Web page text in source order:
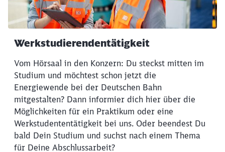
Werkstudierendentätigkeit
Vom Hörsaal in den Konzern: Du steckst mitten im
Studium und möchtest schon jetzt die
Energiewende bei der Deutschen Bahn
mitgestalten? Dann informier dich hier über die
Möglichkeiten für ein Praktikum oder eine
Werkstudententätigkeit bei uns. Oder beendest Du
bald Dein Studium und suchst nach einem Thema
für Deine Abschlussarbeit?